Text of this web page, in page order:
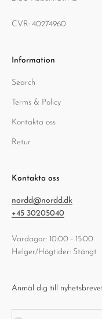
CVR: 40274960
Information
Search
Terms & Policy
Kontakta oss
Retur
Kontakta oss
nordd@nordd.dk
+45 30205040
Vardagar: 10:00 - 15:00
Helger/Högtider: Stängt
Anmäl dig till